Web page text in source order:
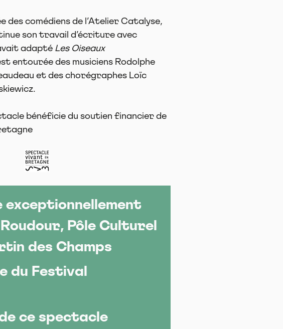
des comédiens de l’Atelier Catalyse,
son travail d’écriture avec
adapté Les Oiseaux
entourée des musiciens Rodolphe
et des chorégraphes Loïc
bénéficie du soutien financier de
exceptionnellement
Pôle Culturel
des Champs
du Festival
ce spectacle